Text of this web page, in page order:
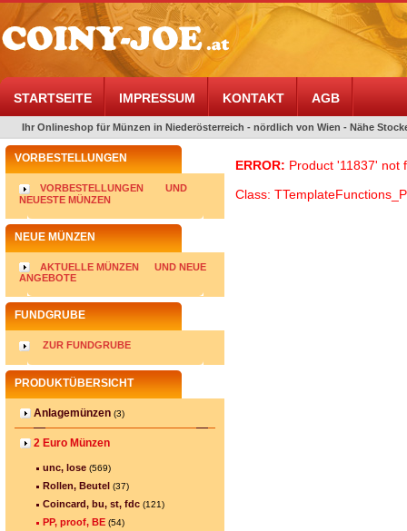
STARTSEITE IMPRESSUM KONTAKT AGB
Ihr Onlineshop für Münzen in Niederösterreich - nördlich von Wien - Nähe
VORBESTELLUNGEN
VORBESTELLUNGEN UND
NEUESTE MÜNZEN
NEUE MÜNZEN
AKTUELLE MÜNZEN
UND NEUE
ANGEBOTE
FUNDGRUBE
ZUR FUNDGRUBE
PRODUKTÜBERSICHT
Anlagemünzen (3)
2 Euro Münzen
unc, lose (569)
Rollen, Beutel (37)
Coincard, bu, st, fdc (121)
PP, proof, BE (54)
ERROR: Product '11837' not
Class: